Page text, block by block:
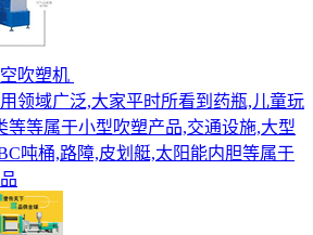
吹塑机
领域广泛,大家平时所看到药瓶,儿童玩
等等属于小型吹塑产品,交通设施,大型
吨桶,路障,皮划艇,太阳能内胆等属于